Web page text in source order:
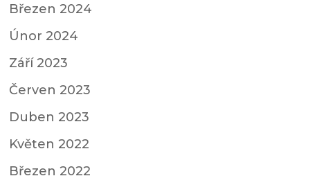
Březen 2024
Únor 2024
Září 2023
Červen 2023
Duben 2023
Květen 2022
Březen 2022